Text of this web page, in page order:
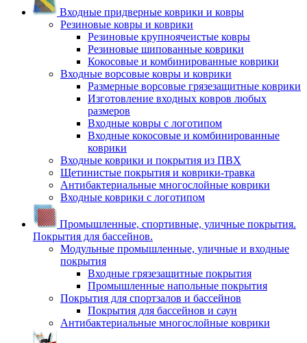
Входные придверные коврики и ковры
Резиновые ковры и коврики
Резиновые крупноячеистые ковры
Резиновые шипованные коврики
Кокосовые и комбинированные коврики
Входные ворсовые ковры и коврики
Размерные ворсовые грязезащитные коврики
Изготовление входных ковров любых
размеров
Входные ковры с логотипом
Входные кокосовые и комбинированные
коврики
Входные коврики и покрытия из ПВХ
Щетинистые покрытия и коврики-травка
Антибактериальные многослойные коврики
Входные коврики с логотипом
Промышленные, спортивные, уличные покрытия.
Покрытия для бассейнов.
Модульные промышленные, уличные и входные
покрытия
Входные грязезащитные покрытия
Промышленные напольные покрытия
Покрытия для спортзалов и бассейнов
Покрытия для бассейнов и саун
Антибактериальные многослойные коврики